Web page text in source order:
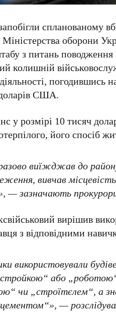
спланованому
оборони
з питань
колишній
погодившись
США.
у розмірі 10 тисяч
його спосіб
виїжджав до
вивчав
— зазначають
вирішив
з відповідними
використовували
або
чи „строїтєлем“, а
—